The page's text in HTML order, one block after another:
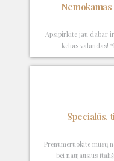
Apsipirkite jau dabar
kelias valandas!
Specialūs,
Prenumeruokite mūsų
bei naujausius